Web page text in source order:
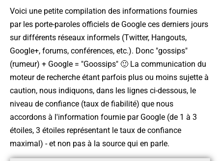
Voici une petite compilation des informations fournies
par les porte-paroles officiels de Google ces derniers jours
sur différents réseaux informels (Twitter, Hangouts,
Google+, forums, conférences, etc.). Donc "gossips"
(rumeur) + Google = "Goossips" 🙂 La communication du
moteur de recherche étant parfois plus ou moins sujette à
caution, nous indiquons, dans les lignes ci-dessous, le
niveau de confiance (taux de fiabilité) que nous
accordons à l'information fournie par Google (de 1 à 3
étoiles, 3 étoiles représentant le taux de confiance
maximal) - et non pas à la source qui en parle.